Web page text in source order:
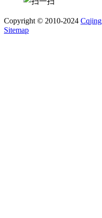
Copyright © 2010-2024
Sitemap